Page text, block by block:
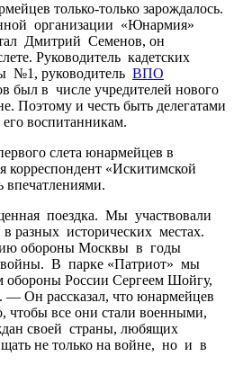
только-только зарождалось.
организации «Юнармия»
Дмитрий Семенов, он
Руководитель кадетских
№1, руководитель ВПО
был в числе учреди­телей нового
Поэтому и честь быть делегатами
воспитанникам.
слета юнармейцев в
корреспондент «Искитимской
впечатлениями.
поездка. Мы участвовали
разных исторических местах.
обороны Москвы в годы
войны. В парке «Патриот» мы
обороны России Сергеем Шойгу,
Он рассказал, что юнармейцев
чтобы все они стали военными,
своей страны, любящих
не только на войне, но и в